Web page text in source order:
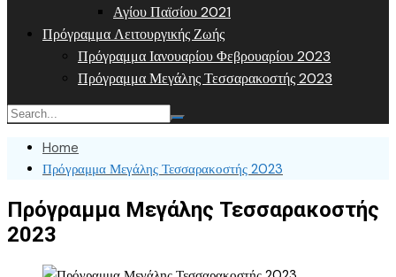
Αγίου Παϊσίου 2021
Πρόγραμμα Λειτουργικής Ζωής
Πρόγραμμα Ιανουαρίου Φεβρουαρίου 2023
Πρόγραμμα Μεγάλης Τεσσαρακοστής 2023
Home
Πρόγραμμα Μεγάλης Τεσσαρακοστής 2023
Πρόγραμμα Μεγάλης Τεσσαρακοστής
2023